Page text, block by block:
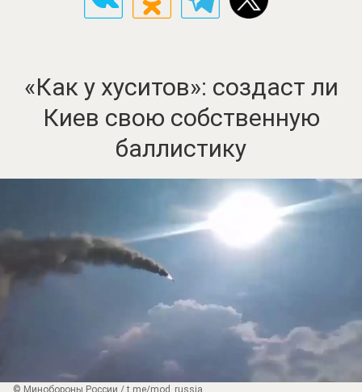
«Как у хуситов»: создаст ли
Киев свою собственную
баллистику
© Минобороны России / t.me/mod_russia